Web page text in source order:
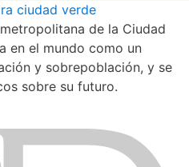
ciudad verde
de la Ciudad
en el mundo como un
y sobrepoblación, y se
sobre su futuro.